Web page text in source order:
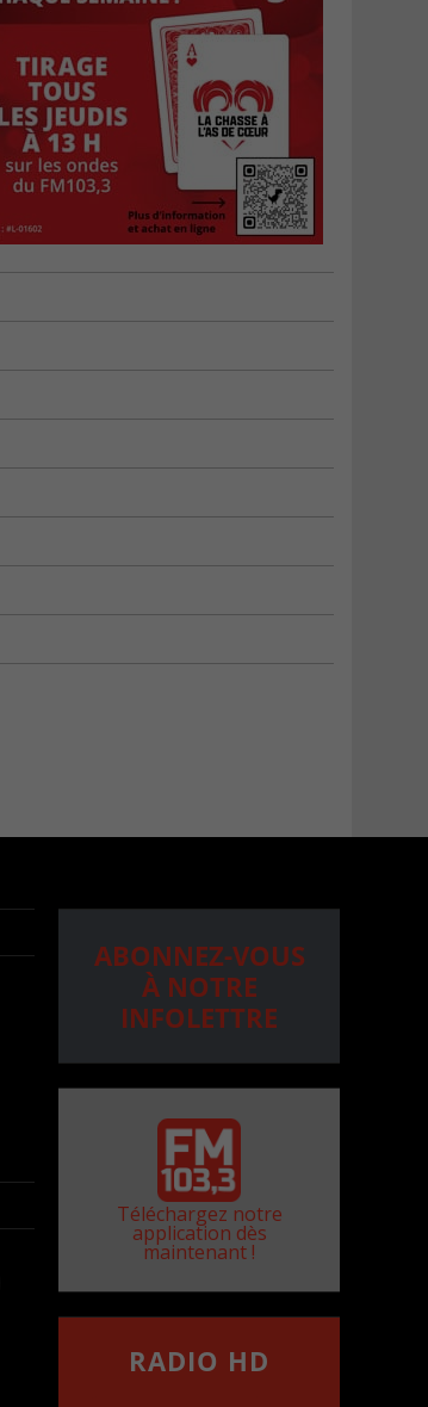
ABONNEZ-VOUS
À NOTRE
INFOLETTRE
Téléchargez notre
application dès
maintenant !
RADIO HD